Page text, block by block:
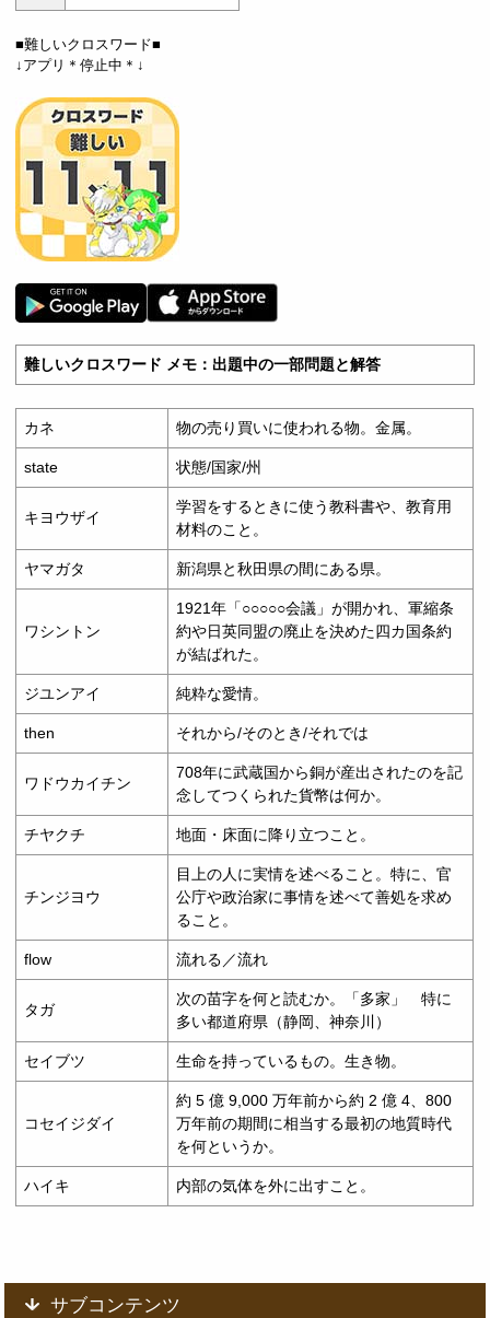
■難しいクロスワード■
↓アプリ＊停止中＊↓
難しいクロスワード メモ：出題中の一部問題と解答
カネ 物の売り買いに使われる物。金属。
state 状態/国家/州
キヨウザイ
学習をするときに使う教科書や、教育用
材料のこと。
ヤマガタ 新潟県と秋田県の間にある県。
ワシントン
1921年「○○○○○会議」が開かれ、軍縮条
約や日英同盟の廃止を決めた四カ国条約
が結ばれた。
ジユンアイ 純粋な愛情。
then それから/そのとき/それでは
ワドウカイチン
708年に武蔵国から銅が産出されたのを記
念してつくられた貨幣は何か。
チヤクチ 地面・床面に降り立つこと。
チンジヨウ
目上の人に実情を述べること。特に、官
公庁や政治家に事情を述べて善処を求め
ること。
flow 流れる／流れ
タガ
次の苗字を何と読むか。「多家」 特に
多い都道府県（静岡、神奈川）
セイブツ 生命を持っているもの。生き物。
コセイジダイ
約 5 億 9,000 万年前から約 2 億 4、800
万年前の期間に相当する最初の地質時代
を何というか。
ハイキ 内部の気体を外に出すこと。
サブコンテンツ